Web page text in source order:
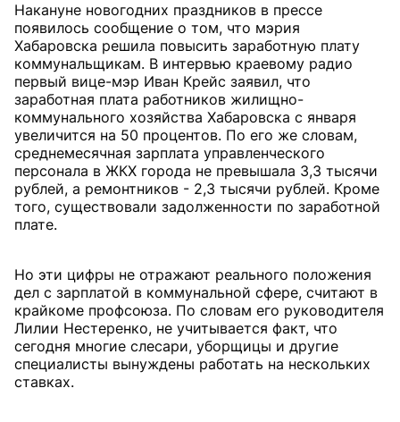
Накануне новогодних праздников в прессе
появилось сообщение о том, что мэрия
Хабаровска решила повысить заработную плату
коммунальщикам. В интервью краевому радио
первый вице-мэр Иван Крейс заявил, что
заработная плата работников жилищно-
коммунального хозяйства Хабаровска с января
увеличится на 50 процентов. По его же словам,
среднемесячная зарплата управленческого
персонала в ЖКХ города не превышала 3,3 тысячи
рублей, а ремонтников - 2,3 тысячи рублей. Кроме
того, существовали задолженности по заработной
плате.
Но эти цифры не отражают реального положения
дел с зарплатой в коммунальной сфере, считают в
крайкоме профсоюза. По словам его руководителя
Лилии Нестеренко, не учитывается факт, что
сегодня многие слесари, уборщицы и другие
специалисты вынуждены работать на нескольких
ставках.